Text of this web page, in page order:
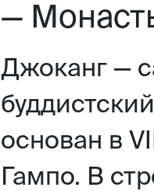
—
Джоканг —
основан в
Гампо. В